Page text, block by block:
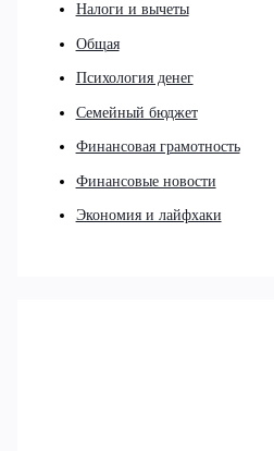
Налоги и вычеты
Общая
Психология денег
Семейный бюджет
Финансовая грамотность
Финансовые новости
Экономия и лайфхаки